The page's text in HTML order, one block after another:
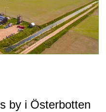
by i Österbotten